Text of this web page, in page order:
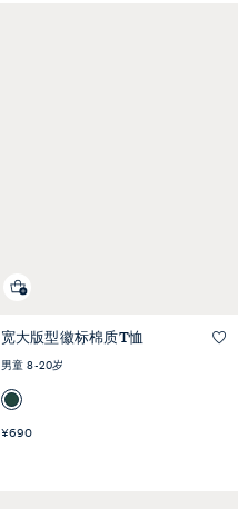
快速预览
宽大版型徽标棉质T恤
男童 8-20岁
¥690